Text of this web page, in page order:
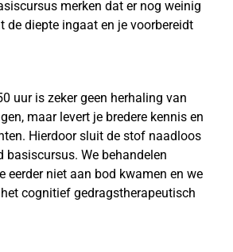
merken dat er nog weinig
de diepte ingaat en je voorbereidt
uur is zeker geen herhaling van
maar levert je bredere kennis en
Hierdoor sluit de stof naadloos
basiscursus. We behandelen
eerder niet aan bod kwamen en we
cognitief gedragstherapeutisch